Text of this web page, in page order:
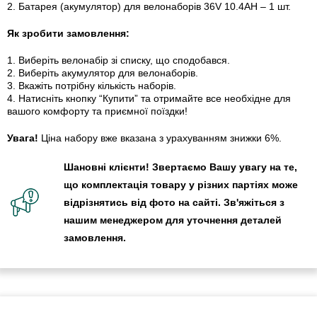
2. Батарея (акумулятор) для велонаборів 36V 10.4AH – 1 шт.
Як зробити замовлення:
1. Виберіть велонабір зі списку, що сподобався.
2. Виберіть акумулятор для велонаборів.
3. Вкажіть потрібну кількість наборів.
4. Натисніть кнопку “Купити” та отримайте все необхідне для
вашого комфорту та приємної поїздки!
Увага! Ціна набору вже вказана з урахуванням знижки 6%.
Шановні клієнти! Звертаємо Вашу увагу на те,
що комплектація товару у різних партіях може
відрізнятись від фото на сайті. Зв'яжіться з
нашим менеджером для уточнення деталей
замовлення.